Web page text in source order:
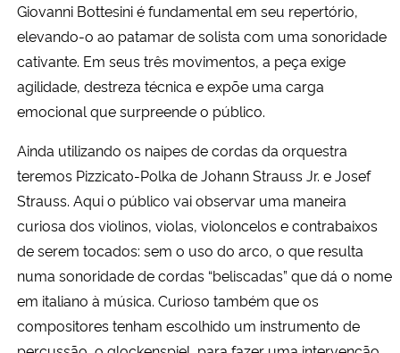
Giovanni Bottesini é fundamental em seu repertório,
elevando-o ao patamar de solista com uma sonoridade
cativante. Em seus três movimentos, a peça exige
agilidade, destreza técnica e expõe uma carga
emocional que surpreende o público.
Ainda utilizando os naipes de cordas da orquestra
teremos Pizzicato-Polka de Johann Strauss Jr. e Josef
Strauss. Aqui o público vai observar uma maneira
curiosa dos violinos, violas, violoncelos e contrabaixos
de serem tocados: sem o uso do arco, o que resulta
numa sonoridade de cordas “beliscadas” que dá o nome
em italiano à música. Curioso também que os
compositores tenham escolhido um instrumento de